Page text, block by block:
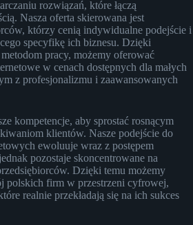
rozwiązań, które łączą
Nasza oferta skierowana jest
którzy cenią indywidualne podejście i
specyfikę ich biznesu. Dzięki
pracy, możemy oferować
w cenach dostępnych dla małych
z profesjonalizmu i zaawansowanych
kompetencje, aby sprostać rosnącym
klientów. Nasze podejście do
ewoluuje wraz z postępem
pozostaje skoncentrowane na
Dzięki temu możemy
polskich firm w przestrzeni cyfrowej,
realnie przekładają się na ich sukces